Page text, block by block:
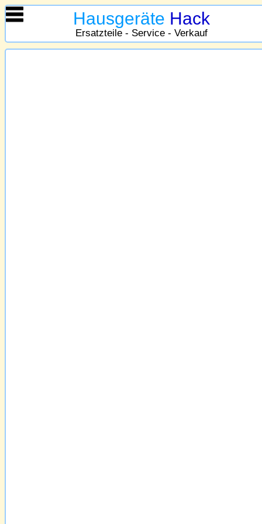
Hausgeräte Hack
Ersatzteile - Service - Verkauf